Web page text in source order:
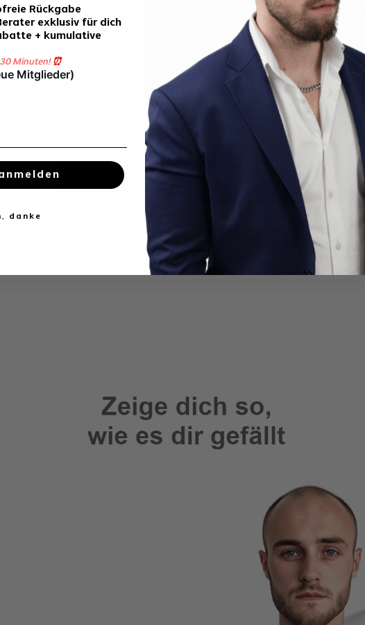
Wir möchten Haarsysteme zu einer
alle machen, die nach einer Alternative zu
unabhängig davon, ob es sich um
Alopecia oder andere
Mit einer breiten Auswahl an modernen
Beratung und umfassendem Service
zu mehr Lebensqualität und neuem
Rückgabe
exklusiv für dich
+ kumulative
Minuten!⏰
Mitglieder)
danke